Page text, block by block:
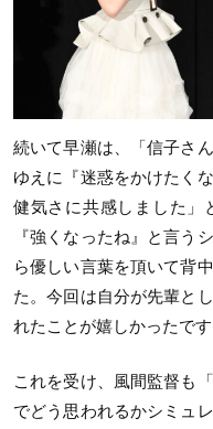
続いて早瀬は、「信子さ
ゆえに『迷惑をかけたく
健気さに共感しました」
『強くなったね』と言う
ら優しい言葉を頂いて背
た。今回は自分が先輩と
れたことが嬉しかったです
これを受け、風間監督も
でどう思われるかシミュ